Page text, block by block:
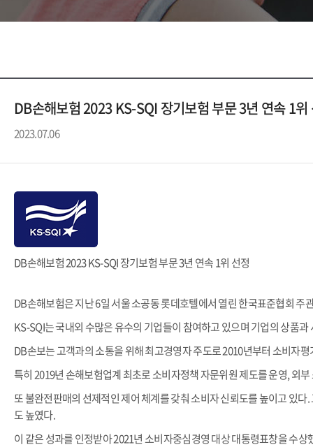
DB손해보험 2023 KS-SQI 장기보험 부문 3년 연속 1위
2023.07.06
DB손해보험 2023 KS-SQI 장기보험 부문 3년 연속 1위 선정
DB손해보험은 지난 6일 서울 소공동 롯데호텔에서 열린 한국표준협회
KS-SQI는 국내외 수많은 유수의 기업들이 참여하고 있으며 기업의 상품
DB손보는 고객과의 소통을 위해 최고경영자 주도로 2010년부터 소비자
특히 2019년 손해보험업계 최초로 소비자정책 자문위원 제도를 운영, 외
또 불완전판매의 선제적인 제어 체계를 갖춰 소비자 신뢰도를 높이고 있
도 높였다.
이 같은 성과를 인정받아 2021년 소비자중심경영 대상 대통령표창을 수